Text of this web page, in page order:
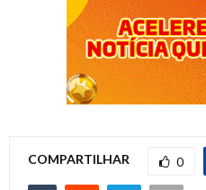
COMPARTILHAR 0